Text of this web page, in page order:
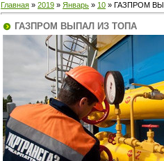
Главная » 2019 » Январь » 10 » ГАЗПРОМ
ГАЗПРОМ ВЫПАЛ ИЗ ТОПА